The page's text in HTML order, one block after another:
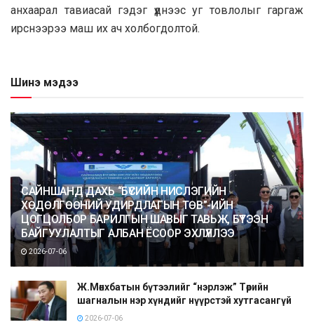
анхаарал тавиасай гэдэг үүднээс уг товлолыг гаргаж
ирснээрээ маш их ач холбогдолтой.
Шинэ мэдээ
САЙНШАНД ДАХЬ “БҮСИЙН НИСЛЭГИЙН
ХӨДӨЛГӨӨНИЙ УДИРДЛАГЫН ТӨВ”-ИЙН
ЦОГЦОЛБОР БАРИЛГЫН ШАВЫГ ТАВЬЖ, БҮТЭЭН
БАЙГУУЛАЛТЫГ АЛБАН ЁСООР ЭХЛҮҮЛЛЭЭ
2026-07-06
Ж.Мөнхбатын бүтээлийг “нэрлэж” Төрийн
шагналын нэр хүндийг нүүрстэй хутгасангүй
2026-07-06